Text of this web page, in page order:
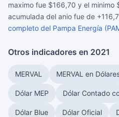
maximo fue $166,70 y el minimo
acumulada del anio fue de
completo del Pampa Energía
Otros indicadores en 2021
MERVAL MERVAL en
Dólar MEP Dólar Contado
Dólar Blue Dólar Oficial